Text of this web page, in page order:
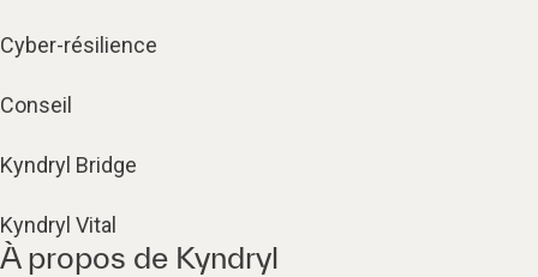
Cyber-résilience
Conseil
Kyndryl Bridge
Kyndryl Vital
À propos de Kyndryl